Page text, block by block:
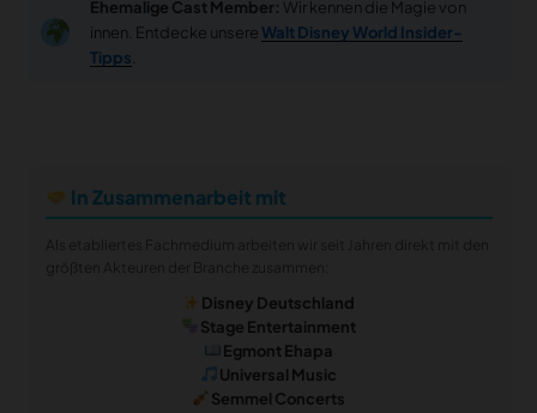
Ehemalige Cast Member: Wir kennen die Magie von
innen. Entdecke unsere Walt Disney World Insider-
Tipps
In Zusammenarbeit mit
Disney Deutschland
Stage Entertainment
Egmont Ehapa
Universal Music
Semmel Concerts